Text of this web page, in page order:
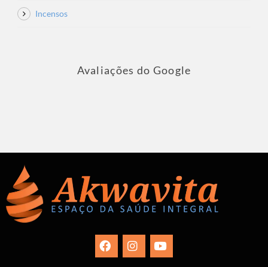
Incensos
Avaliações do Google